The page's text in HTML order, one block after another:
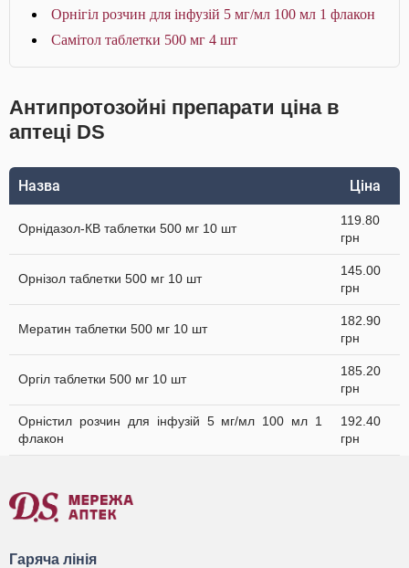
Орнігіл розчин для інфузій 5 мг/мл 100 мл 1 флакон
Самітол таблетки 500 мг 4 шт
Антипротозойні препарати ціна в
аптеці DS
Назва Ціна
Орнідазол-КВ таблетки 500 мг 10 шт
119.80
грн
Орнізол таблетки 500 мг 10 шт
145.00
грн
Мератин таблетки 500 мг 10 шт
182.90
грн
Оргіл таблетки 500 мг 10 шт
185.20
грн
Орністил розчин для інфузій 5 мг/мл 100 мл 1
флакон
192.40
грн
Гаряча лінія